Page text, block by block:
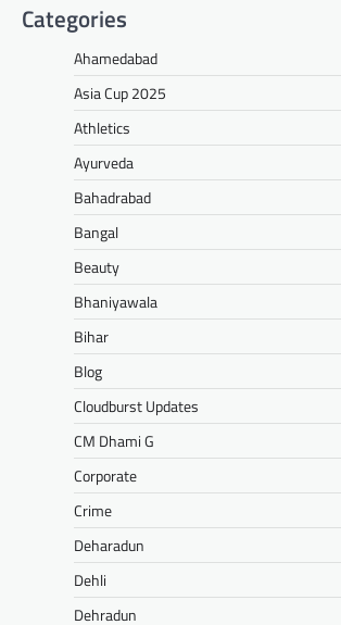
Categories
Ahamedabad
Asia Cup 2025
Athletics
Ayurveda
Bahadrabad
Bangal
Beauty
Bhaniyawala
Bihar
Blog
Cloudburst Updates
CM Dhami G
Corporate
Crime
Deharadun
Dehli
Dehradun